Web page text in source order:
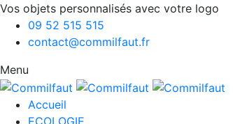
Vos objets personnalisés avec votre logo
09 52 515 515
contact@commilfaut.fr
Menu
Accueil
ECOLOGIE